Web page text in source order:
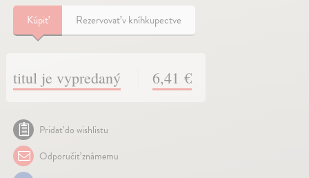
Kúpiť Rezervovať v kníhkupectve
titul je vypredaný 6,41 €
Pridať do wishlistu
Odporučiť známemu